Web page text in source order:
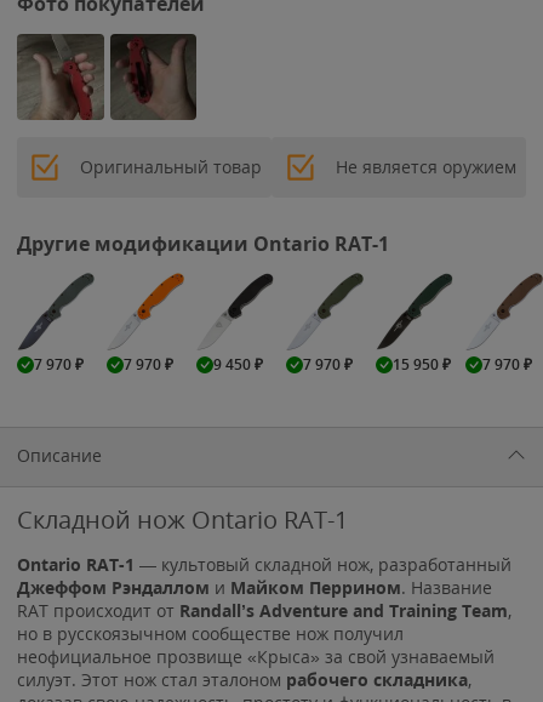
Оригинальный товар Не является оружием
Другие модификации Ontario RAT-1
7 970₽ 7 970₽ 9 450₽ 7 970₽ 15 950₽ 7 970₽
Описание
Складной нож Ontario RAT-1
Ontario RAT-1 — культовый складной нож, разработанный
Джеффом Рэндаллом и Майком Перрином. Название
RAT происходит от Randall’s Adventure and Training Team,
но в русскоязычном сообществе нож получил
неофициальное прозвище «Крыса» за свой узнаваемый
силуэт. Этот нож стал эталоном рабочего складника,